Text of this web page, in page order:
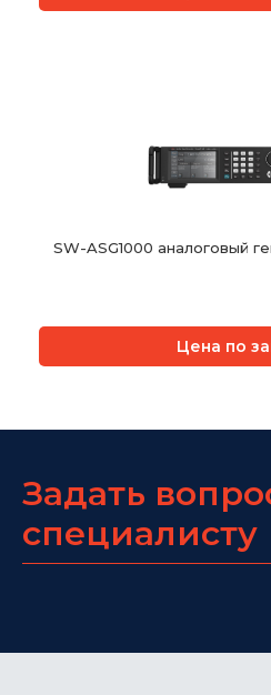
SW-ASG1000 аналоговый
Цена по
Задать
специалисту